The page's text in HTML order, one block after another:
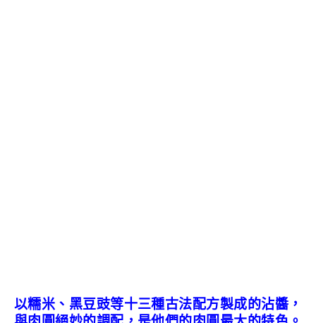
以糯米、黑豆豉等十三種古法配方製成的沾醬，